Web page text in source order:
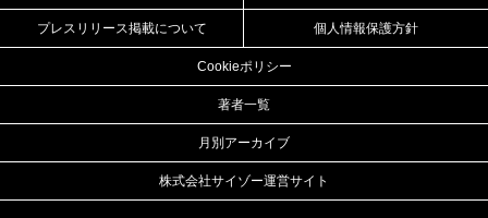
プレスリリース掲載について 個人情報保護方針
Cookieポリシー
著者一覧
月別アーカイブ
株式会社サイゾー運営サイト